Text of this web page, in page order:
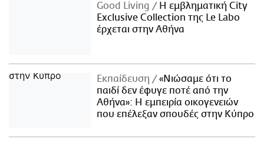
Good Living
Η εμβληματική City
Exclusive Collection της Le Labo
έρχεται στην Αθήνα
Εκπαίδευση
«Νιώσαμε ότι το
παιδί δεν έφυγε ποτέ από την
Αθήνα»: Η εμπειρία οικογενειών
που επέλεξαν σπουδές στην Κύπρο